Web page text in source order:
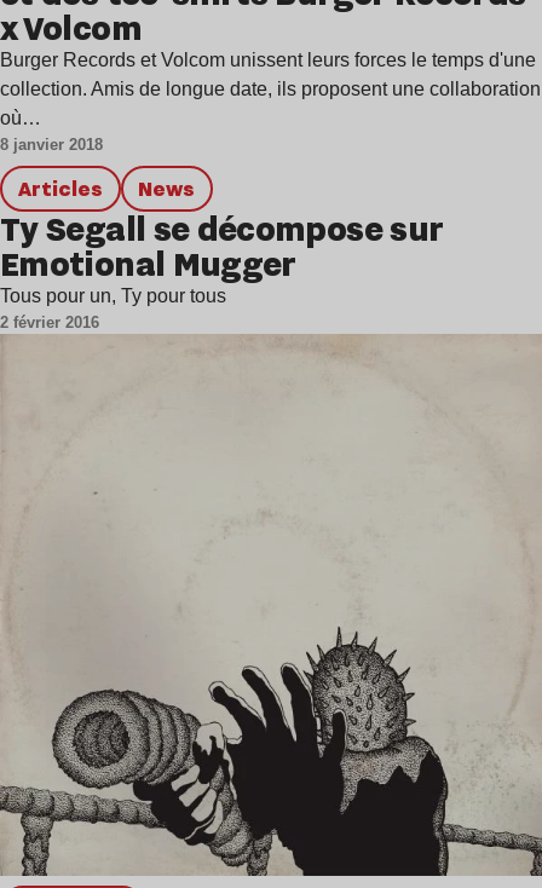
x Volcom
Burger Records et Volcom unissent leurs forces le temps d'une
collection. Amis de longue date, ils proposent une collaboration
où…
8 janvier 2018
Articles news
Ty Segall se décompose sur
Emotional Mugger
Tous pour un, Ty pour tous
2 février 2016